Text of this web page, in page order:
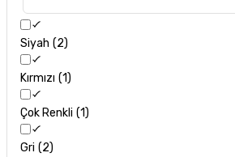
Siyah 2
Kırmızı 1
Çok Renkli 1
Gri 2